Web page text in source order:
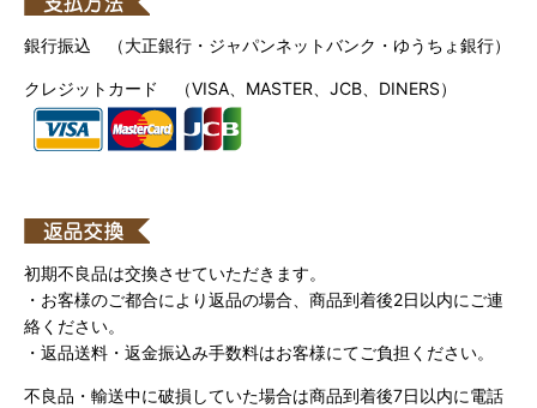
銀行振込 （大正銀行・ジャパンネットバンク・ゆうちょ銀行）
クレジットカード （VISA、MASTER、JCB、DINERS）
初期不良品は交換させていただきます。
・お客様のご都合により返品の場合、商品到着後2日以内にご連
絡ください。
・返品送料・返金振込み手数料はお客様にてご負担ください。
不良品・輸送中に破損していた場合は商品到着後7日以内に電話